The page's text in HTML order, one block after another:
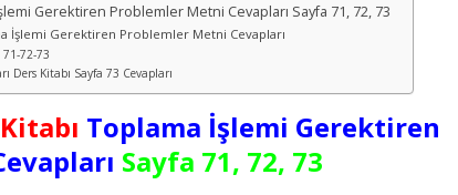
Gerektiren Problemler Metni Cevapları Sayfa 71, 72, 73
İşlemi Gerektiren Problemler Metni Cevapları
71-72-73
Ders Kitabı Sayfa 73 Cevapları
Toplama İşlemi Gerektiren
Sayfa 71, 72, 73